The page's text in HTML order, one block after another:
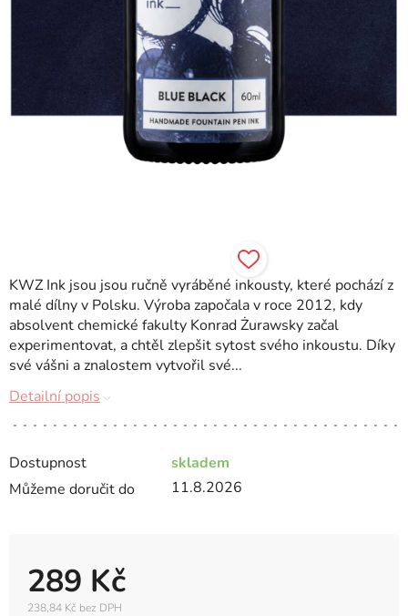
Dostupnost
skladem
Můžeme doručit do
11.8.2026
289 Kč
238,84 Kč bez DPH
KWZ Ink jsou jsou ručně vyráběné inkousty, které pochází z
malé dílny v Polsku. Výroba započala v roce 2012, kdy
absolvent chemické fakulty Konrad Żurawsky začal
experimentovat, a chtěl zlepšit sytost svého inkoustu. Díky
své vášni a znalostem vytvořil své...
Detailní popis